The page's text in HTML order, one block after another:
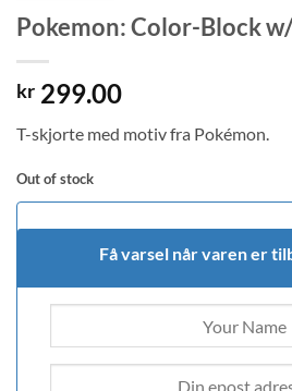
Pokemon: Color-Block
kr 299.00
T-skjorte med motiv fra Pokémon.
Out of stock
Få varsel når varen er